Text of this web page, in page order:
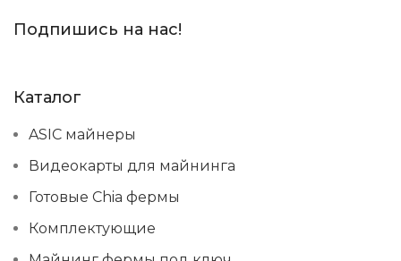
Подпишись на нас!
Каталог
ASIC майнеры
Видеокарты для майнинга
Готовые Chia фермы
Комплектующие